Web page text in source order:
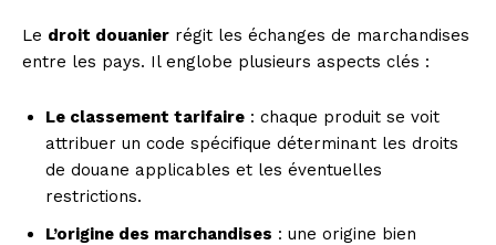
Le droit douanier régit les échanges de marchandises
entre les pays. Il englobe plusieurs aspects clés :
Le classement tarifaire : chaque produit se voit
attribuer un code spécifique déterminant les droits
de douane applicables et les éventuelles
restrictions.
L’origine des marchandises : une origine bien